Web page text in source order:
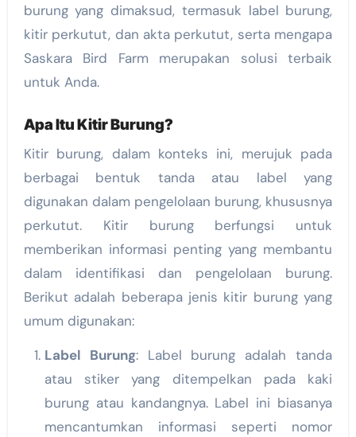
burung yang dimaksud, termasuk label burung,
kitir perkutut, dan akta perkutut, serta mengapa
Saskara Bird Farm merupakan solusi terbaik
untuk Anda.
Apa Itu Kitir Burung?
Kitir burung, dalam konteks ini, merujuk pada
berbagai bentuk tanda atau label yang
digunakan dalam pengelolaan burung, khususnya
perkutut. Kitir burung berfungsi untuk
memberikan informasi penting yang membantu
dalam identifikasi dan pengelolaan burung.
Berikut adalah beberapa jenis kitir burung yang
umum digunakan:
Label Burung: Label burung adalah tanda
atau stiker yang ditempelkan pada kaki
burung atau kandangnya. Label ini biasanya
mencantumkan informasi seperti nomor